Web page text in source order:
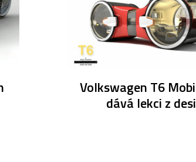
Volkswagen T6
dává lekci z